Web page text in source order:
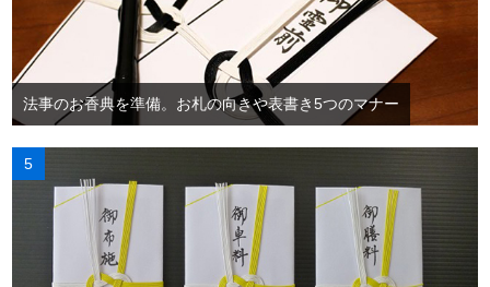
法事のお香典を準備。お札の向きや表書き5つのマナー